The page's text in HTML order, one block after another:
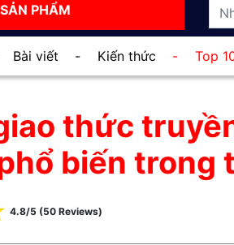
PHẨM
Bài viết - Kiến thức - Top
thức
biến trong
4.8/5 (50 Reviews)